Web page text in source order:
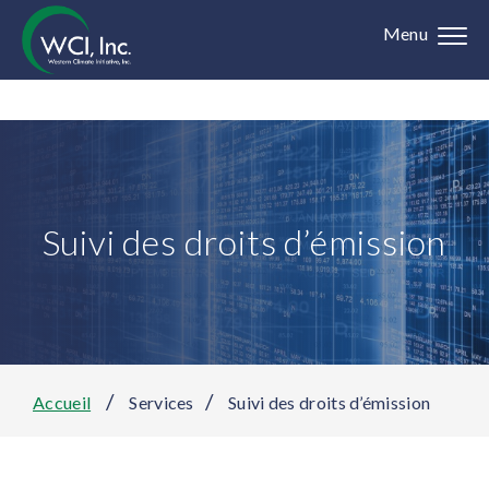
Menu
Suivi des droits d’émission
Accueil / Services / Suivi des droits d’émission